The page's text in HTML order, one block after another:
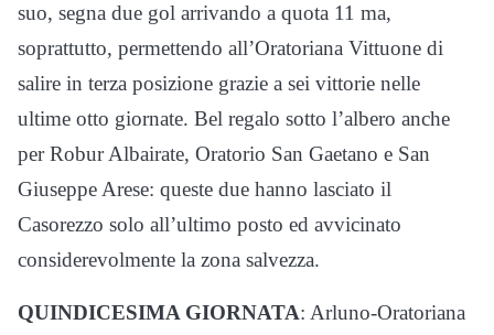
suo, segna due gol arrivando a quota 11 ma,
soprattutto, permettendo all’Oratoriana Vittuone di
salire in terza posizione grazie a sei vittorie nelle
ultime otto giornate. Bel regalo sotto l’albero anche
per Robur Albairate, Oratorio San Gaetano e San
Giuseppe Arese: queste due hanno lasciato il
Casorezzo solo all’ultimo posto ed avvicinato
considerevolmente la zona salvezza.
QUINDICESIMA GIORNATA: Arluno-Oratoriana